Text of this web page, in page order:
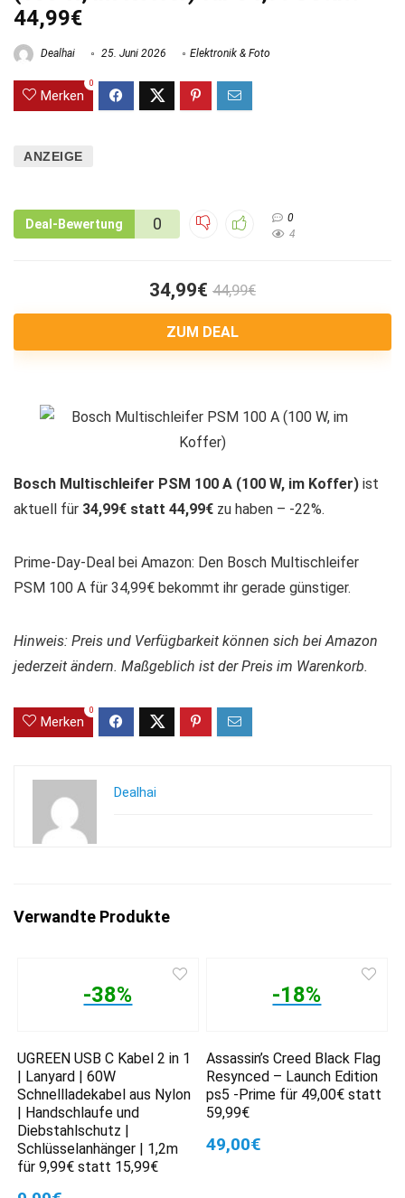
44,99€
Dealhai 25. Juni 2026 Elektronik & Foto
Merken
0
ANZEIGE
Deal-Bewertung 0
0
4
34,99€ 44,99€
ZUM DEAL
Bosch Multischleifer PSM 100 A (100 W, im Koffer) ist
aktuell für 34,99€ statt 44,99€ zu haben – -22%.
Prime-Day-Deal bei Amazon: Den Bosch Multischleifer
PSM 100 A für 34,99€ bekommt ihr gerade günstiger.
Hinweis: Preis und Verfügbarkeit können sich bei Amazon
jederzeit ändern. Maßgeblich ist der Preis im Warenkorb.
Merken
0
Dealhai
Verwandte Produkte
-38%
UGREEN USB C Kabel 2 in 1
| Lanyard | 60W
Schnellladekabel aus Nylon
| Handschlaufe und
Diebstahlschutz |
Schlüsselanhänger | 1,2m
für 9,99€ statt 15,99€
-18%
Assassin’s Creed Black Flag
Resynced – Launch Edition
ps5 -Prime für 49,00€ statt
59,99€
49,00€